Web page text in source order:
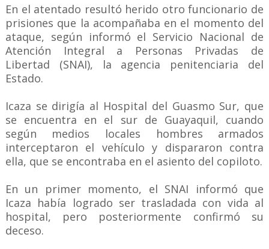
En el atentado resultó herido otro funcionario de
prisiones que la acompañaba en el momento del
ataque, según informó el Servicio Nacional de
Atención Integral a Personas Privadas de
Libertad (SNAI), la agencia penitenciaria del
Estado.
Icaza se dirigía al Hospital del Guasmo Sur, que
se encuentra en el sur de Guayaquil, cuando
según medios locales hombres armados
interceptaron el vehículo y dispararon contra
ella, que se encontraba en el asiento del copiloto.
En un primer momento, el SNAI informó que
Icaza había logrado ser trasladada con vida al
hospital, pero posteriormente confirmó su
deceso.